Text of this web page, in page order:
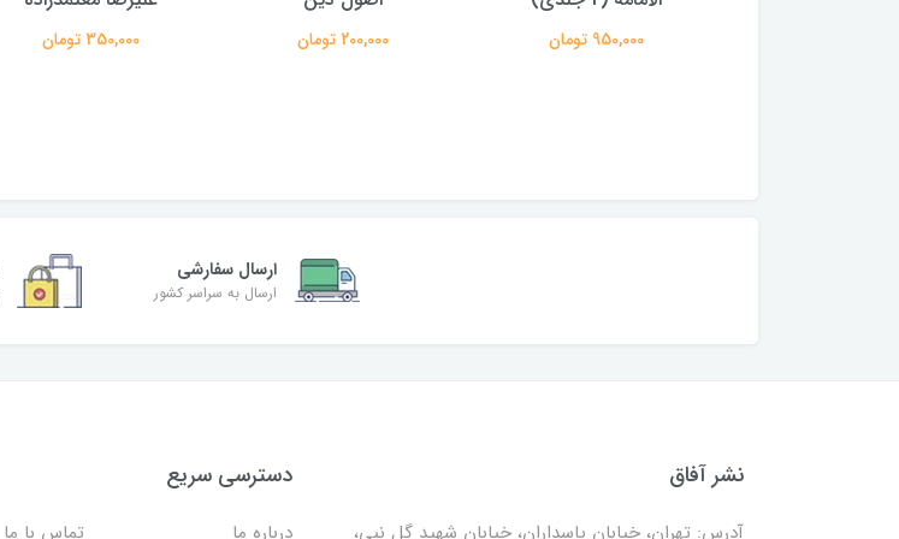
950,000 تومان 200,000 تومان 350,000 تومان
ارسال سفارشی
ارسال به سراسر کشور
نشر آفاق
آدرس: تهران، خیابان پاسداران، خیابان شهید گل نبی،
دسترسی سریع
درباره ما تماس با ما